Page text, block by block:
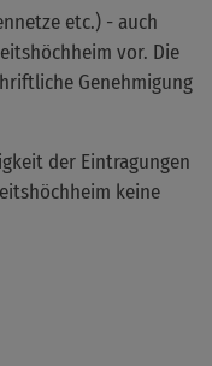
etc.) - auch
vor. Die
Genehmigung
der Eintragungen
keine